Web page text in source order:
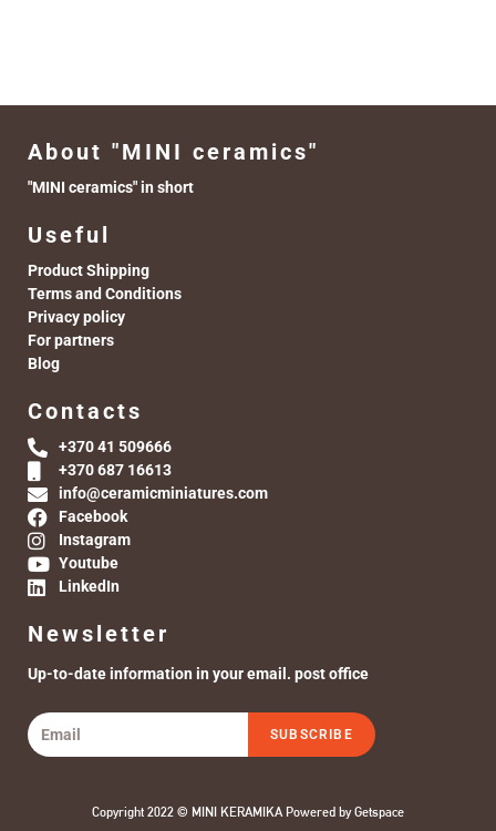
About "MINI ceramics"
"MINI ceramics" in short
Useful
Product Shipping
Terms and Conditions
Privacy policy
For partners
Blog
Contacts
+370 41 509666
+370 687 16613
info@ceramicminiatures.com
Facebook
Instagram
Youtube
LinkedIn
Newsletter
Up-to-date information in your email. post office
SUBSCRIBE
Copyright 2022 © MINI KERAMIKA Powered byGetspace